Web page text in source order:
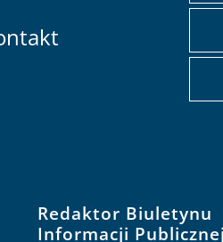
Redaktor Biuletynu
Informacji Publicznej